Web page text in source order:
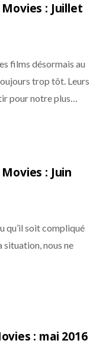
: Juillet
films désormais au
trop tôt. Leurs
pour notre plus…
: Juin
qu’il soit compliqué
situation, nous ne
: mai 2016